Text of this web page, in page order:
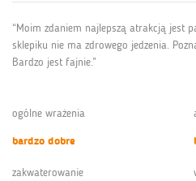
“Moim zdaniem najlepszą atrakcją jest
sklepiku nie ma zdrowego jedzenia.
Bardzo jest fajnie.”
ogólne wrażenia
bardzo dobre
zakwaterowanie